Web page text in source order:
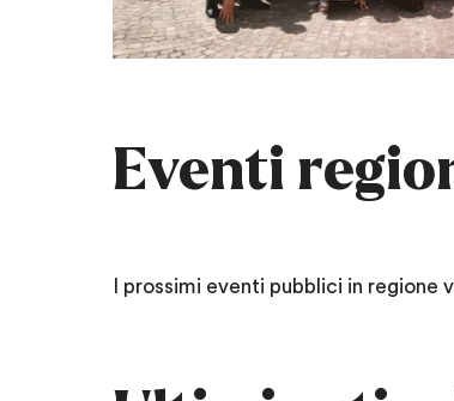
Eventi
I prossimi eventi pubblici in regione